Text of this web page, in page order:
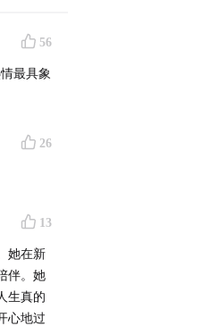
56
最具象
26
13
她在新
伴。她
生真的
心地过